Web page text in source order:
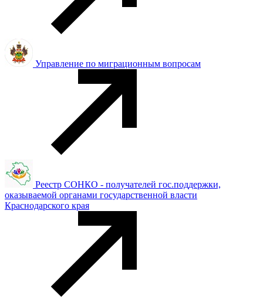
Управление по миграционным вопросам
Реестр СОНКО - получателей гос.поддержки,
оказываемой органами государственной власти
Краснодарского края